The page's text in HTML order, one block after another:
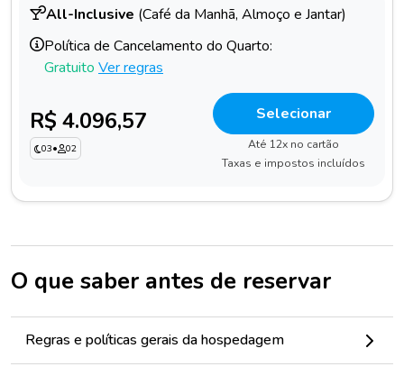
All-Inclusive (Café da Manhã, Almoço e Jantar)
Política de Cancelamento do Quarto:
Gratuito Ver regras
R$ 4.096,57
03• 02
Selecionar
Até 12x no cartão
Taxas e impostos incluídos
O que saber antes de reservar
Regras e políticas gerais da hospedagem